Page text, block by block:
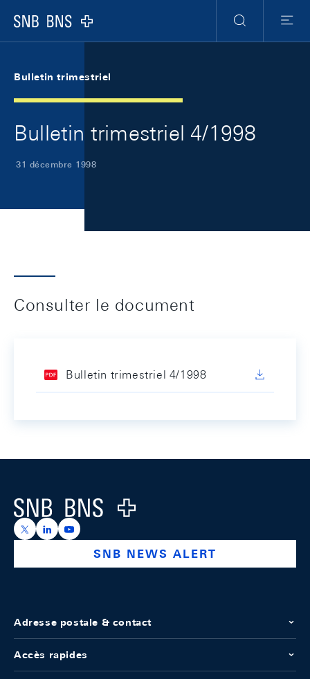
Logo
RechercheMenu
Bulletin trimestriel
Bulletin trimestriel 4/1998
31 décembre 1998
Consulter le document
Bulletin trimestriel 4/1998
Logo
https://x.com/snb_bns
https://ch.linkedin.com/company/swiss-national-
https://www.youtube.com/@swissnationalbank
SNB NEWS ALERT
Adresse postale & contact
Accès rapides